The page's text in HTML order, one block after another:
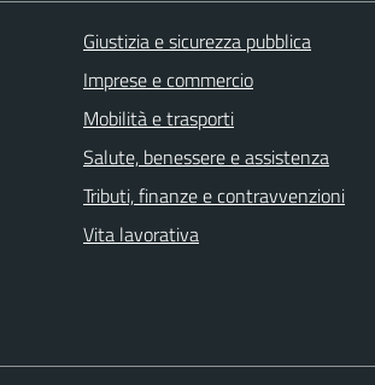
Giustizia e sicurezza pubblica
Imprese e commercio
Mobilità e trasporti
Salute, benessere e assistenza
Tributi, finanze e contravvenzioni
Vita lavorativa